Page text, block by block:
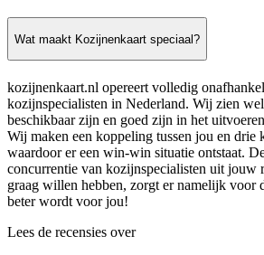
Wat maakt Kozijnenkaart speciaal?
kozijnenkaart.nl opereert volledig
kozijnspecialisten in Nederland. Wij zien
beschikbaar zijn en goed zijn in het
Wij maken een koppeling tussen jou en drie
waardoor er een win-win situatie ontstaat.
concurrentie van kozijnspecialisten uit jouw
graag willen hebben, zorgt er namelijk voor
beter wordt voor jou!
Lees de recensies over